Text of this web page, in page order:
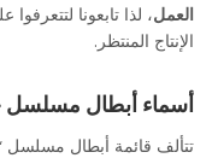
العمل، لذا تابعونا
الإنتاج المنتظر.
أسماء أبطال مسلسل
تتألف قائمة أبطال